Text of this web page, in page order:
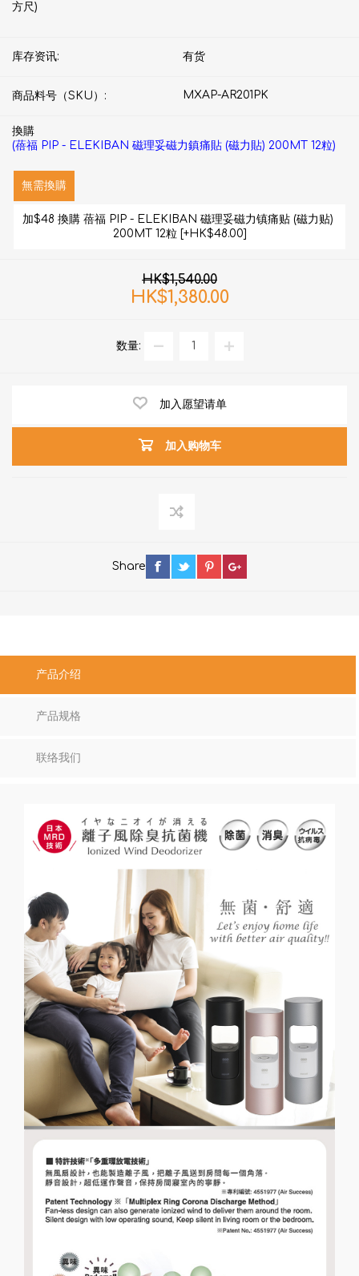
方尺)
库存资讯: 有货
商品料号（SKU）: MXAP-AR201PK
換購
(蓓福 PIP - ELEKIBAN 磁理妥磁力鎮痛貼 (磁力貼) 200MT 12粒)
無需換購
加$48 換購 蓓福 PIP - ELEKIBAN 磁理妥磁力镇痛贴 (磁力贴)
200MT 12粒 [+HK$48.00]
HK$1,540.00
HK$1,380.00
数量:
加入愿望请单
加入购物车
Share
产品介绍
产品规格
联络我们